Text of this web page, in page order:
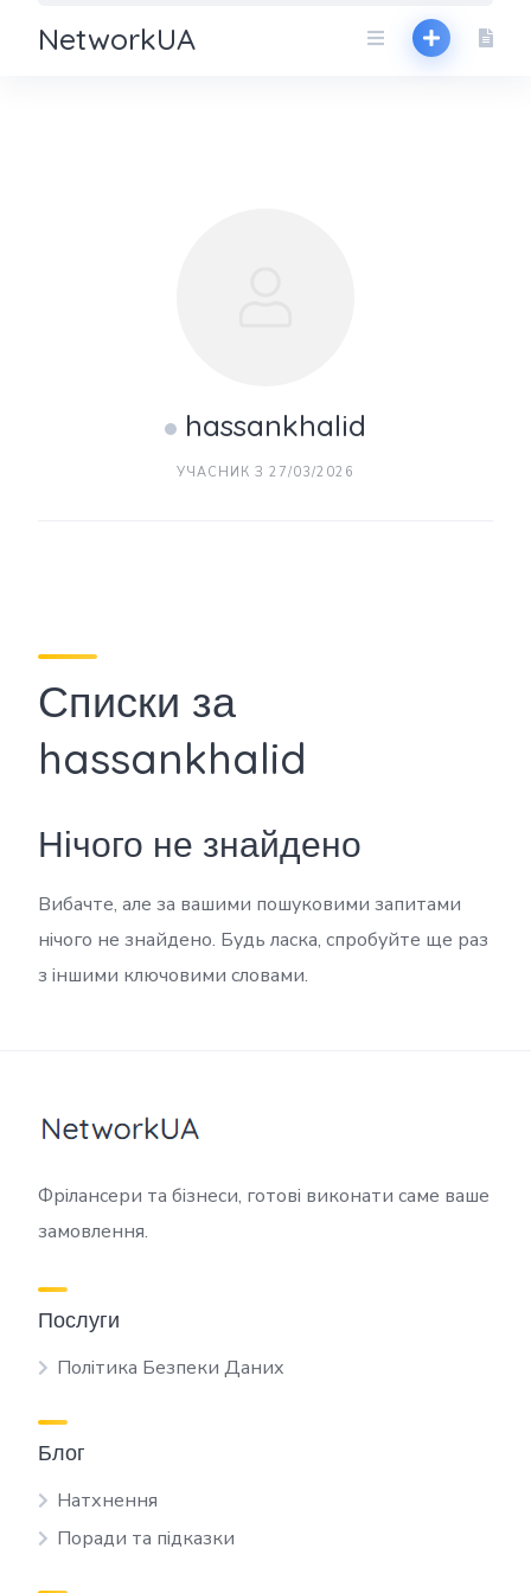
NetworkUA
hassankhalid
УЧАСНИК З 27/03/2026
Списки за
hassankhalid
Нічого не знайдено
Вибачте, але за вашими пошуковими запитами
нічого не знайдено. Будь ласка, спробуйте ще раз
з іншими ключовими словами.
Фрілансери та бізнеси, готові виконати саме ваше
замовлення.
Послуги
Політика Безпеки Даних
Блог
Натхнення
Поради та підказки